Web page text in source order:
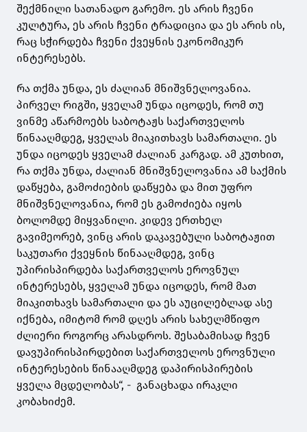
შექმნილი სათანადო გარემო. ეს არის ჩვენი
კულტურა, ეს არის ჩვენი ტრადიცია და ეს არის ის,
რაც სჭირდება ჩვენი ქვეყნის ეკონომიკურ
ინტერესებს.
რა თქმა უნდა, ეს ძალიან მნიშვნელოვანია.
პირველ რიგში, ყველამ უნდა იცოდეს, რომ თუ
ვინმე აწარმოებს საბოტაჟს საქართველოს
წინააღმდეგ, ყველას მიაკითხავს სამართალი. ეს
უნდა იცოდეს ყველამ ძალიან კარგად. ამ კუთხით,
რა თქმა უნდა, ძალიან მნიშვნელოვანია ამ საქმის
დაწყება, გამოძიების დაწყება და მით უფრო
მნიშვნელოვანია, რომ ეს გამოძიება იყოს
ბოლომდე მიყვანილი. კიდევ ერთხელ
გავიმეორებ, ვინც არის დაკავებული საბოტაჟით
საკუთარი ქვეყნის წინააღმდეგ, ვინც
უპირისპირდება საქართველოს ეროვნულ
ინტერესებს, ყველამ უნდა იცოდეს, რომ მათ
მიაკითხავს სამართალი და ეს აუცილებლად ასე
იქნება, იმიტომ რომ დღეს არის სახელმწიფო
ძლიერი როგორც არასდროს. შესაბამისად ჩვენ
დავუპირისპირდებით საქართველოს ეროვნული
ინტერესების წინააღმდეგ დაპირისპირების
ყველა მცდელობას“, - განაცხადა ირაკლი
კობახიძემ.